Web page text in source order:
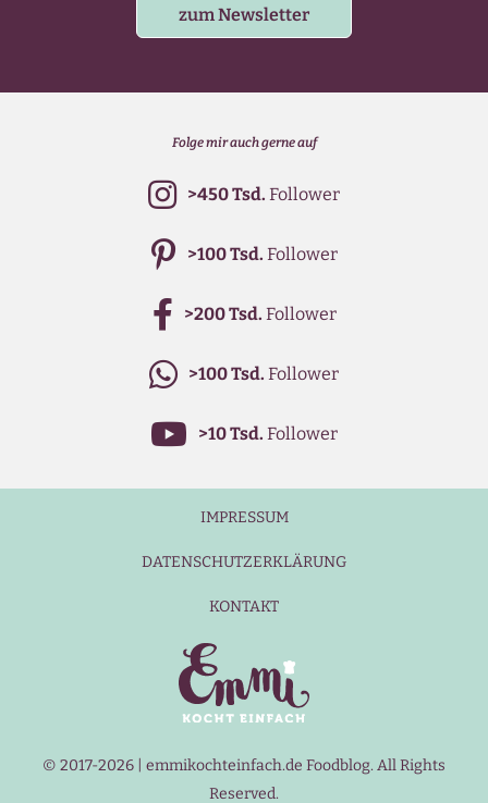
zum Newsletter
Folge mir auch gerne auf
>450 Tsd. Follower
>100 Tsd. Follower
>200 Tsd. Follower
>100 Tsd. Follower
>10 Tsd. Follower
IMPRESSUM
DATENSCHUTZERKLÄRUNG
KONTAKT
© 2017-2026 | emmikochteinfach.de Foodblog. All Rights
Reserved.